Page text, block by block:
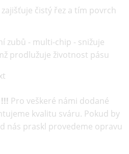
čistý řez a tím povrch
zubů - multi-chip - snižuje
prodlužuje životnost pásu
Pro veškeré námi dodané
kvalitu sváru. Pokud by
nás praskl provedeme opravu